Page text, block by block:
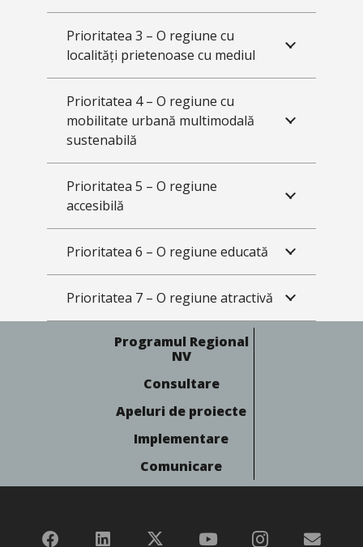
Prioritatea 3 – O regiune cu
localități prietenoase cu mediul
Prioritatea 4 – O regiune cu
mobilitate urbană multimodală
sustenabilă
Prioritatea 5 – O regiune
accesibilă
Prioritatea 6 – O regiune educată
Prioritatea 7 – O regiune atractivă
Programul Regional
NV
Consultare
Apeluri de proiecte
Implementare
Comunicare